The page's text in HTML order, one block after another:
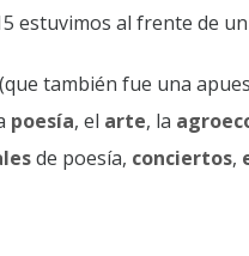
estuvimos al frente de un
también fue una
poesía, el arte, la
de poesía, conciertos,